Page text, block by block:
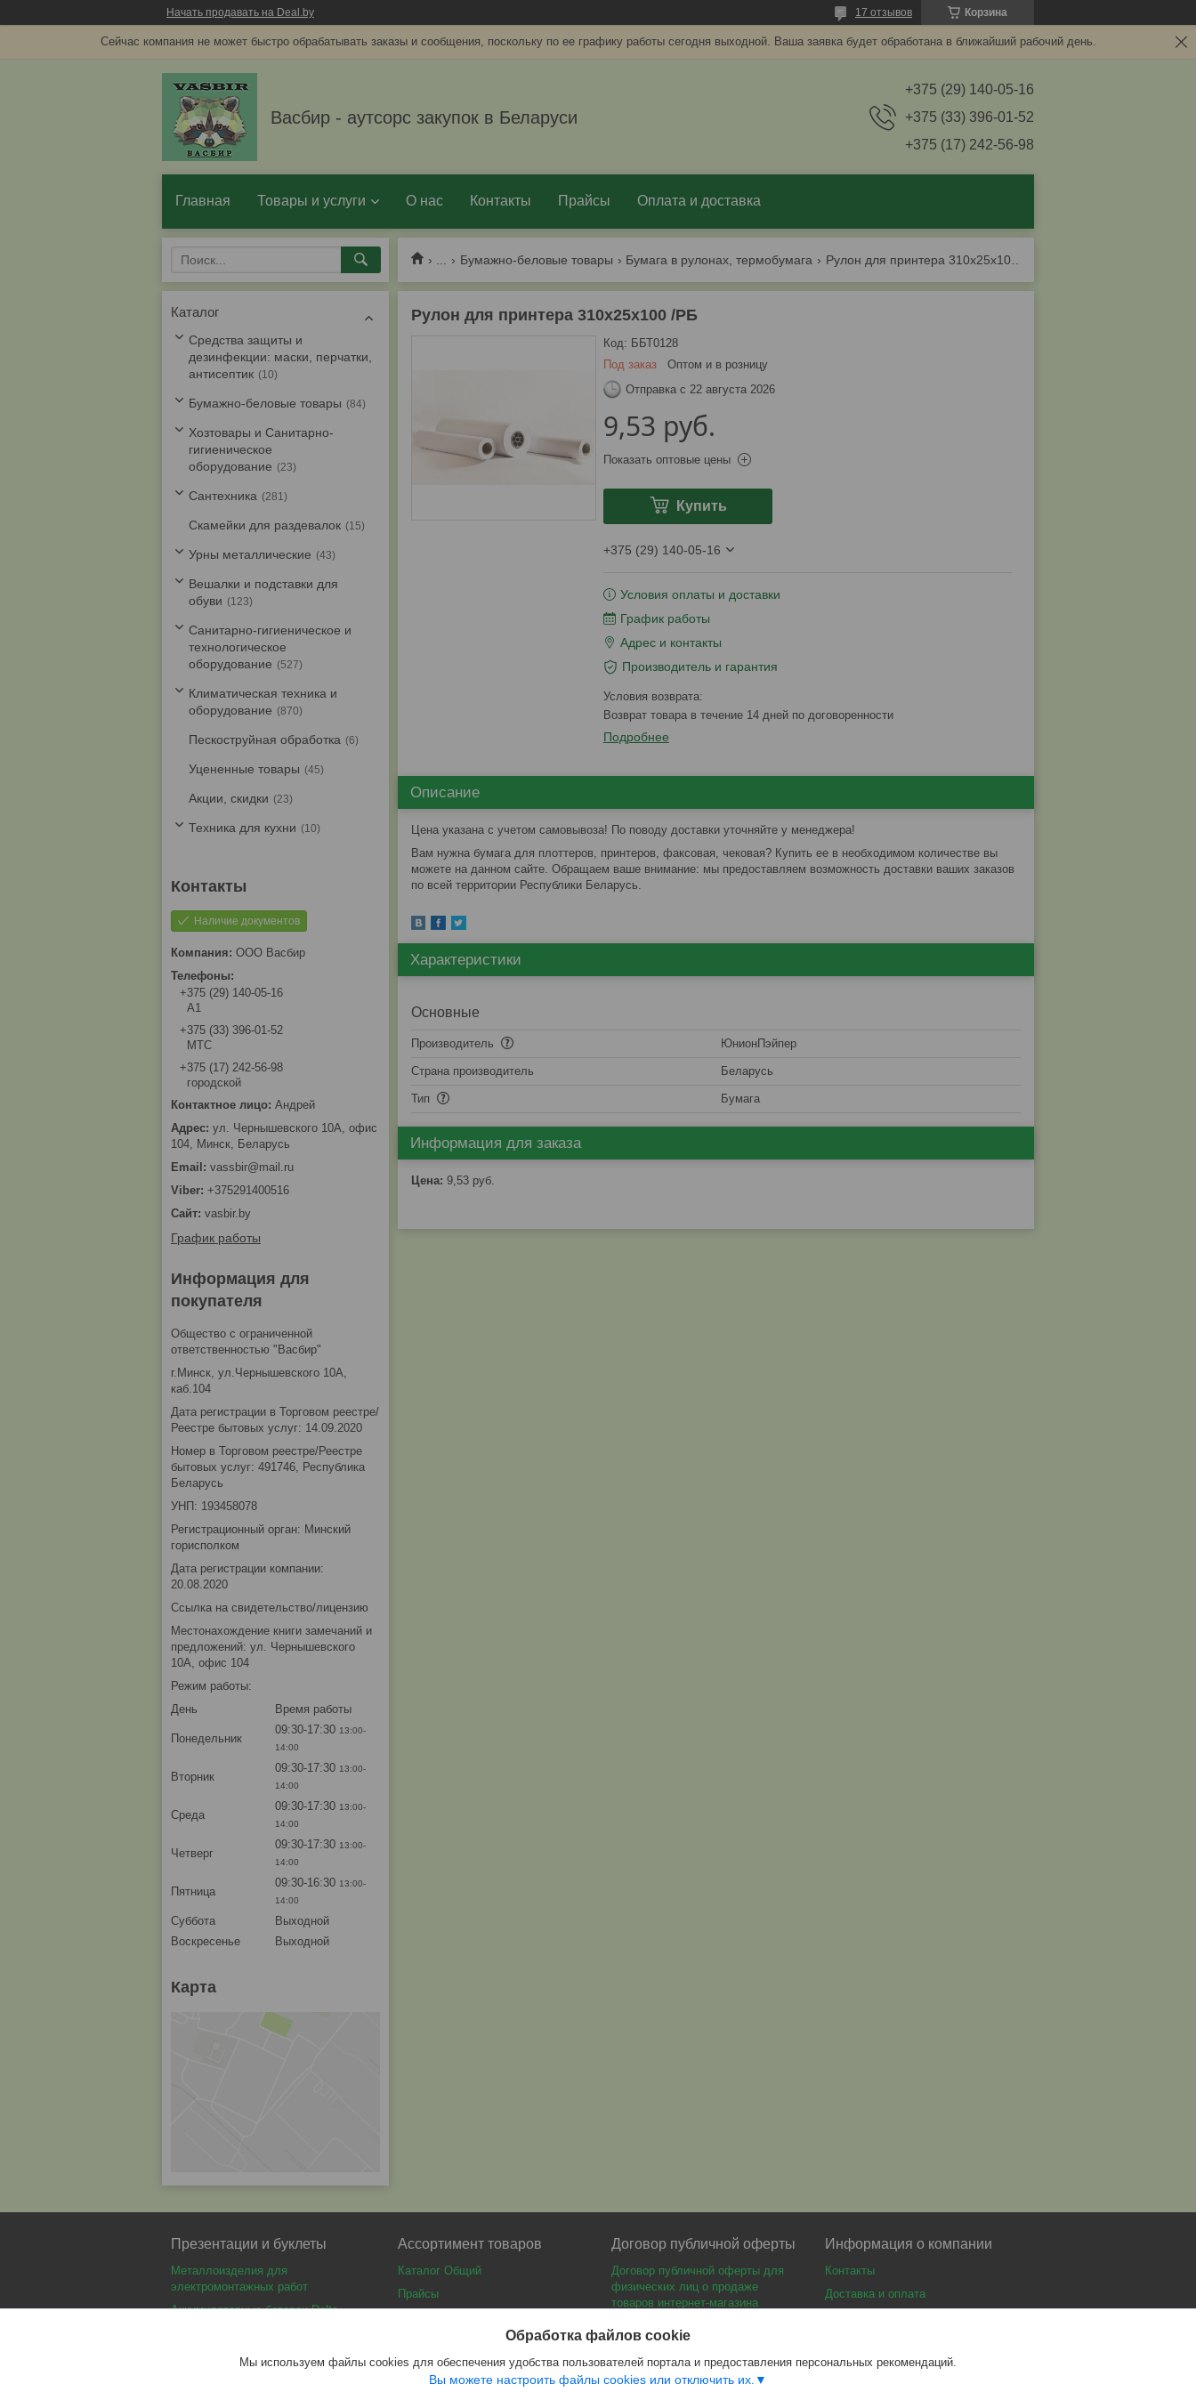
Начать продавать на Deal.by Корзина
17 отзывов
Сейчас компания не может быстро обрабатывать заказы и сообщения, поскольку по ее графику работы сегодня выходной. Ваша заявка будет обработана в ближайший рабочий день.
Васбир - аутсорс закупок в Беларуси
+375 (29) 140-05-16
+375 (33) 396-01-52
+375 (17) 242-56-98
Главная Товары и услуги О нас Контакты Прайсы Оплата и доставка
Бумажно-беловые товары Бумага в рулонах, термобумага
Рулон для принтера 310х25х100 /РБ
Под заказ Оптом и в розницу
Код: ББТ0128
Отправка с 22 августа 2026
9,53 руб.
Показать оптовые цены
Купить
+375 (29) 140-05-16
Условия оплаты и доставки
График работы
Адрес и контакты
Производитель и гарантия
возврат товара в течение 14 дней по договоренности
Подробнее
Описание
Цена указана с учетом самовывоза! По поводу доставки уточняйте у менеджера!
Вам нужна бумага для плоттеров, принтеров, факсовая, чековая? Купить ее в необходимом количестве вы
можете на данном сайте. Обращаем ваше внимание: мы предоставляем возможность доставки ваших заказов
по всей территории Республики Беларусь.
Характеристики
Основные
Производитель ЮнионПэйпер
Страна производитель Беларусь
Тип Бумага
Информация для заказа
Цена: 9,53 руб.
Каталог
Средства защиты и
дезинфекции: маски, перчатки,
антисептик
10
Бумажно-беловые товары 84
Хозтовары и Санитарно-
гигиеническое
оборудование
23
Cантехника 281
Скамейки для раздевалок 15
Урны металлические 43
Вешалки и подставки для
обуви
123
Санитарно-гигиеническое и
технологическое
оборудование
527
Климатическая техника и
оборудование
870
Пескоструйная обработка 6
Уцененные товары 45
Акции, скидки 23
Техника для кухни 10
Наличие документов
ООО Васбир
+375 (29) 140-05-16
A1
+375 (33) 396-01-52
МТС
+375 (17) 242-56-98
городской
Андрей
ул. Чернышевского 10А, офис
104, Минск, Беларусь
vassbir@mail.ru
+375291400516
vasbir.by
График работы
Информация для
покупателя
Общество с ограниченной
ответственностью "Васбир"
г.Минск, ул.Чернышевского 10А,
каб.104
Дата регистрации в Торговом реестре/
Реестре бытовых услуг: 14.09.2020
Номер в Торговом реестре/Реестре
бытовых услуг: 491746, Республика
Беларусь
УНП: 193458078
Регистрационный орган: Минский
горисполком
Дата регистрации компании:
20.08.2020
Ссылка на свидетельство/лицензию
Местонахождение книги замечаний и
предложений: ул. Чернышевского
10А, офис 104
Режим работы:
День
Время работы
Понедельник
09:30-17:30 13:00-
14:00
Вторник
09:30-17:30 13:00-
14:00
Среда
09:30-17:30 13:00-
14:00
Четверг
09:30-17:30 13:00-
14:00
Пятница
09:30-16:30 13:00-
14:00
Суббота
Выходной
Воскресенье
Выходной
Карта
Презентации и буклеты
Металлоизделия для
электромонтажных работ
Аккумуляторные батареи Delta
Аккумуляторные батареи Security
Ассортимент товаров
Каталог Общий
Прайсы
Договор публичной оферты
Договор публичной оферты для
физических лиц о продаже
товаров интернет-магазина
Информация о компании
Контакты
Доставка и оплата
Обработка файлов cookie
Мы используем файлы cookies для обеспечения удобства пользователей портала и предоставления персональных рекомендаций.
Вы можете настроить файлы cookies или отключить их.